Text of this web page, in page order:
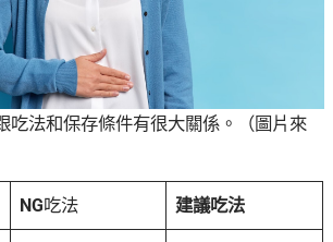
吃法和保存條件有很大關係。（圖片來
NG吃法 建議吃法